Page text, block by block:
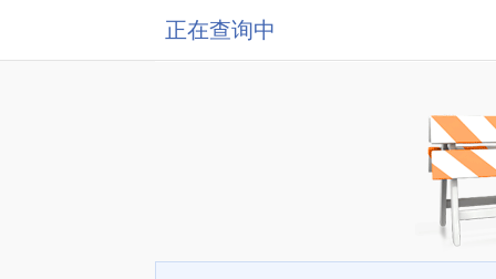
正在查询中